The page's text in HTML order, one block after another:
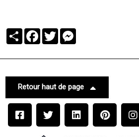
PartagerFacebook
Twitter
Retour haut de page